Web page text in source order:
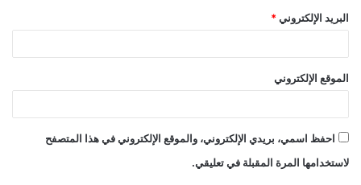
البريد الإلكتروني *
الموقع الإلكتروني
احفظ اسمي، بريدي الإلكتروني، والموقع الإلكتروني في هذا المتصفح
لاستخدامها المرة المقبلة في تعليقي.